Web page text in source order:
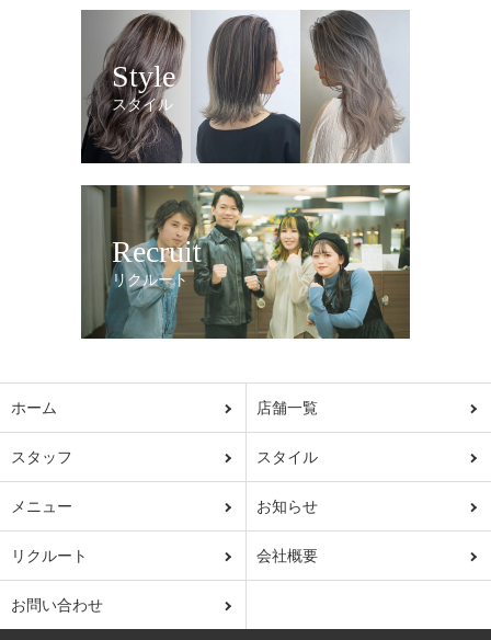
Style
スタイル
Recruit
リクルート
ホーム 店舗一覧
スタッフ スタイル
メニュー お知らせ
リクルート 会社概要
お問い合わせ